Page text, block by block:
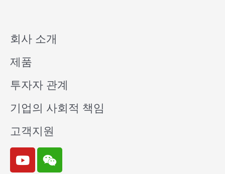
회사 소개
제품
투자자 관계
기업의 사회적 책임
고객지원
Y
o
W
e